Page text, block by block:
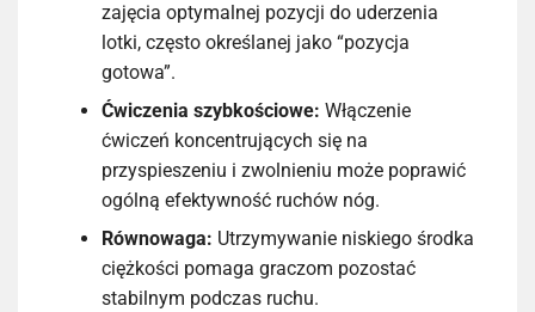
zajęcia optymalnej pozycji do uderzenia
lotki, często określanej jako “pozycja
gotowa”.
Ćwiczenia szybkościowe: Włączenie
ćwiczeń koncentrujących się na
przyspieszeniu i zwolnieniu może poprawić
ogólną efektywność ruchów nóg.
Równowaga: Utrzymywanie niskiego środka
ciężkości pomaga graczom pozostać
stabilnym podczas ruchu.